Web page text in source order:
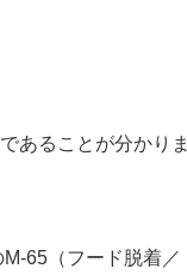
あることが分かりま
65（フード脱着／